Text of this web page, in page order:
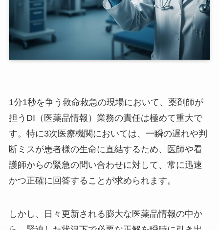
1分1秒を争う救命救急の現場において、薬剤師が
担うDI（医薬品情報）業務の責任は極めて重大で
す。特に3次医療機関においては、一瞬の遅れや判
断ミスが患者様の生命に直結するため、医師や看
護師からの緊急の問い合わせに対して、常に迅速
かつ正確に回答することが求められます。
しかし、日々更新される膨大な医薬品情報の中か